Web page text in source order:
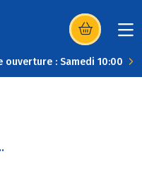
(s’ouvre dans
ouverture : Samedi 10:00